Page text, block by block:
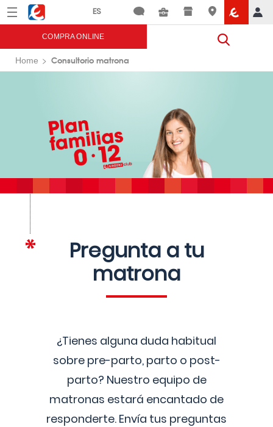
Menú Eroski
COMPRA ONLINE
Home Consultorio matrona
Pregunta a tu
matrona
¿Tienes alguna duda habitual
sobre pre-parto, parto o post-
parto? Nuestro equipo de
matronas estará encantado de
responderte. Envía tus preguntas